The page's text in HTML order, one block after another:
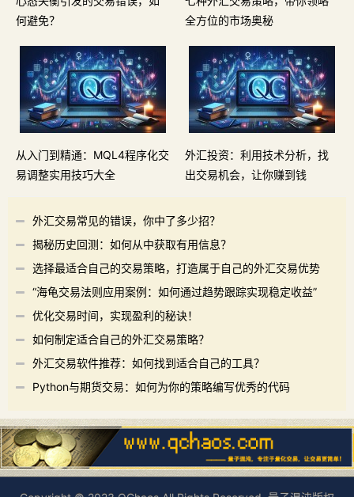
何避免？
全方位的市场奥秘
从入门到精通：MQL4程序化交
易调整实用技巧大全
外汇投资：利用技术分析，找
出交易机会，让你赚到钱
外汇交易常见的错误，你中了多少招？
揭秘历史回测：如何从中获取有用信息？
选择最适合自己的交易策略，打造属于自己的外汇交易优势
“海龟交易法则应用案例：如何通过趋势跟踪实现稳定收益”
优化交易时间，实现盈利的秘诀！
如何制定适合自己的外汇交易策略？
外汇交易软件推荐：如何找到适合自己的工具？
Python与期货交易：如何为你的策略编写优秀的代码